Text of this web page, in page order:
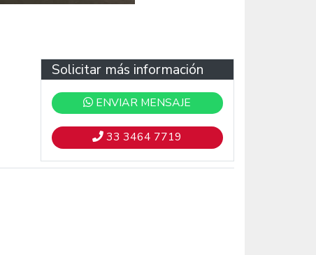
Solicitar más información
ENVIAR MENSAJE
33 3464 7719